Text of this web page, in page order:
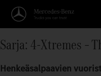
Sarja: 4-Xtremes –
Henkeäsalpaavien